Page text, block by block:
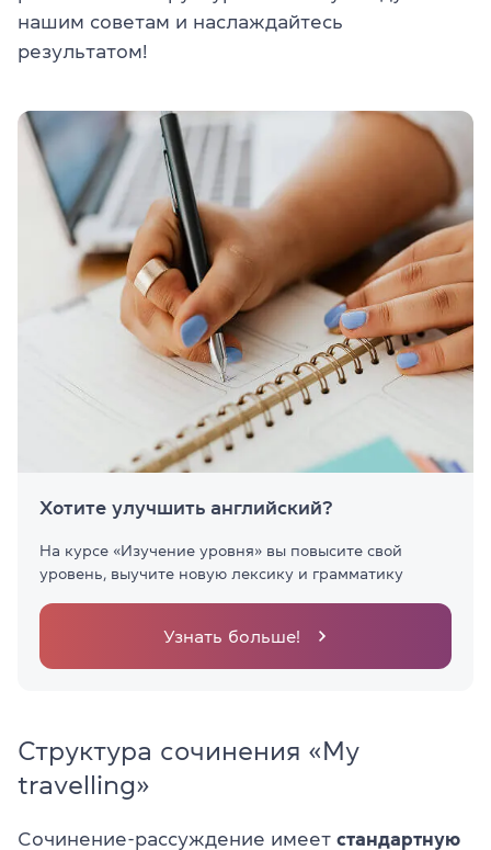
нашим советам и наслаждайтесь
результатом!
Хотите улучшить английский?
На курсе «Изучение уровня» вы повысите свой
уровень, выучите новую лексику и грамматику
Узнать больше!
Структура сочинения «My
travelling»
Сочинение-рассуждение имеет стандартную